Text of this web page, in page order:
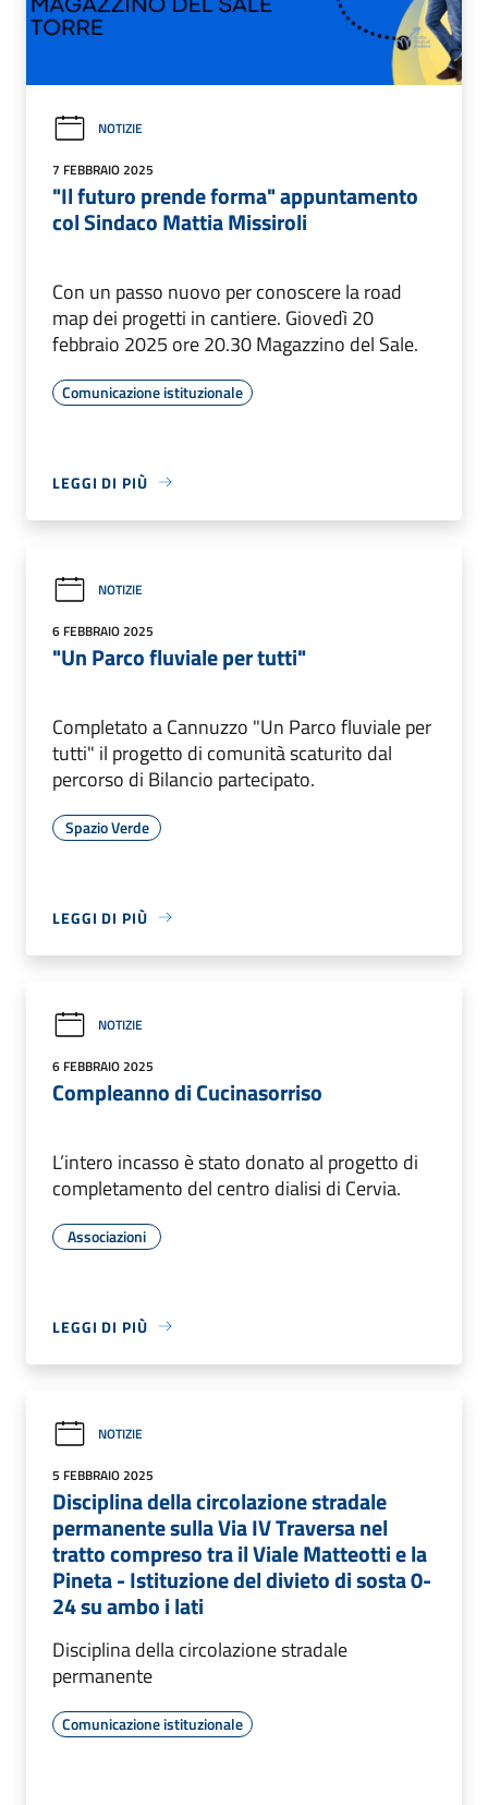
NOTIZIE
7 FEBBRAIO 2025
"Il futuro prende forma" appuntamento
col Sindaco Mattia Missiroli
Con un passo nuovo per conoscere la road
map dei progetti in cantiere. Giovedì 20
febbraio 2025 ore 20.30 Magazzino del Sale.
Comunicazione istituzionale
LEGGI DI PIÙ
NOTIZIE
6 FEBBRAIO 2025
"Un Parco fluviale per tutti"
Completato a Cannuzzo "Un Parco fluviale per
tutti" il progetto di comunità scaturito dal
percorso di Bilancio partecipato.
Spazio Verde
LEGGI DI PIÙ
NOTIZIE
6 FEBBRAIO 2025
Compleanno di Cucinasorriso
L’intero incasso è stato donato al progetto di
completamento del centro dialisi di Cervia.
Associazioni
LEGGI DI PIÙ
NOTIZIE
5 FEBBRAIO 2025
Disciplina della circolazione stradale
permanente sulla Via IV Traversa nel
tratto compreso tra il Viale Matteotti e la
Pineta - Istituzione del divieto di sosta 0-
24 su ambo i lati
Disciplina della circolazione stradale
permanente
Comunicazione istituzionale